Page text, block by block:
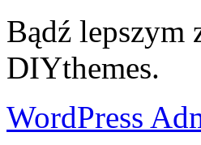
Bądź lepszym
DIYthemes.
WordPress